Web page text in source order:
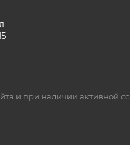
и при наличии активной